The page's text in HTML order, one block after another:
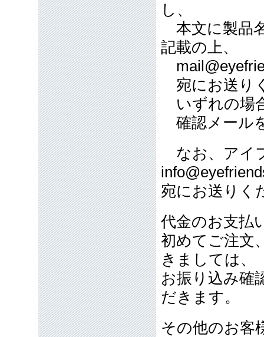
し、
本文に製品
記載の上、
宛にお送り
いずれの場
確認メール
なお、アイ
宛にお送りく
代金のお支払
初めてご注文
きましては、
お振り込み確
だきます。
その他のお客